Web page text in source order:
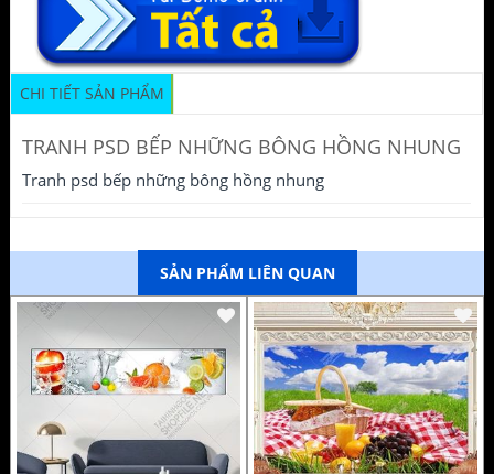
CHI TIẾT SẢN PHẨM
TRANH PSD BẾP NHỮNG BÔNG HỒNG NHUNG
Tranh psd bếp những bông hồng nhung
SẢN PHẨM LIÊN QUAN